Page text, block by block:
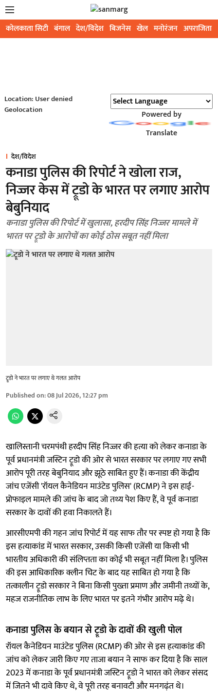
कोलकाता सिटी बंगाल देश/विदेश बिजनेस खेल मनोरंजन अपराजिता
Location: User denied
Geolocation
Powered by
Translate
देश/विदेश
कनाडा पुलिस की रिपोर्ट ने खोला राज,
निज्जर केस में ट्रूडो के भारत पर लगाए आरोप
बेबुनियाद
कनाडा पुलिस की रिपोर्ट में खुलासा, हरदीप सिंह निज्जर मामले में
भारत पर ट्रूडो के आरोपों का कोई ठोस सबूत नहीं मिला
ट्रूडो ने भारत पर लगाए थे गलत आरोप
Published on:08 Jul 2026, 12:27 pm
खालिस्तानी चरमपंथी हरदीप सिंह निज्जर की हत्या को लेकर कनाडा के
पूर्व प्रधानमंत्री जस्टिन ट्रूडो की ओर से भारत सरकार पर लगाए गए सभी
आरोप पूरी तरह बेबुनियाद और झूठे साबित हुए हैं। कनाडा की केंद्रीय
जांच एजेंसी 'रॉयल कैनेडियन माउंटेड पुलिस' (RCMP) ने इस हाई-
प्रोफाइल मामले की जांच के बाद जो तथ्य पेश किए हैं, वे पूर्व कनाडा
सरकार के दावों की हवा निकालते हैं।
आरसीएमपी की गहन जांच रिपोर्ट में यह साफ तौर पर स्पष्ट हो गया है कि
इस हत्याकांड में भारत सरकार, उसकी किसी एजेंसी या किसी भी
भारतीय अधिकारी की संलिप्तता का कोई भी सबूत नहीं मिला है। पुलिस
की इस आधिकारिक क्लीन चिट के बाद यह साबित हो गया है कि
तत्कालीन ट्रूडो सरकार ने बिना किसी पुख्ता प्रमाण और जमीनी तथ्यों के,
महज राजनीतिक लाभ के लिए भारत पर इतने गंभीर आरोप मढ़े थे।
कनाडा पुलिस के बयान से ट्रूडो के दावों की खुली पोल
रॉयल कैनेडियन माउंटेड पुलिस (RCMP) की ओर से इस हत्याकांड की
जांच को लेकर जारी किए गए ताजा बयान ने साफ कर दिया है कि साल
2023 में कनाडा के पूर्व प्रधानमंत्री जस्टिन ट्रूडो ने भारत को लेकर संसद
में जितने भी दावे किए थे, वे पूरी तरह बनावटी और मनगढ़ंत थे।